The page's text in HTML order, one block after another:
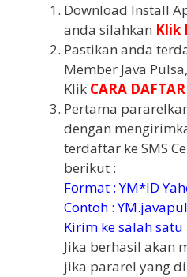
Download Install
anda silahkan Klik
Pastikan anda
Member Java
Klik CARA DAFTAR
Pertama
dengan
terdaftar ke SMS
berikut :
Format : YM*ID
Contoh :
Kirim ke salah satu
Jika berhasil akan
jika pararel yang